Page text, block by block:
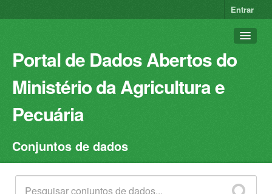
Entrar
Portal de Dados Abertos do
Ministério da Agricultura e
Pecuária
Conjuntos de dados
Organizações
Grupos
Conjuntos de dados